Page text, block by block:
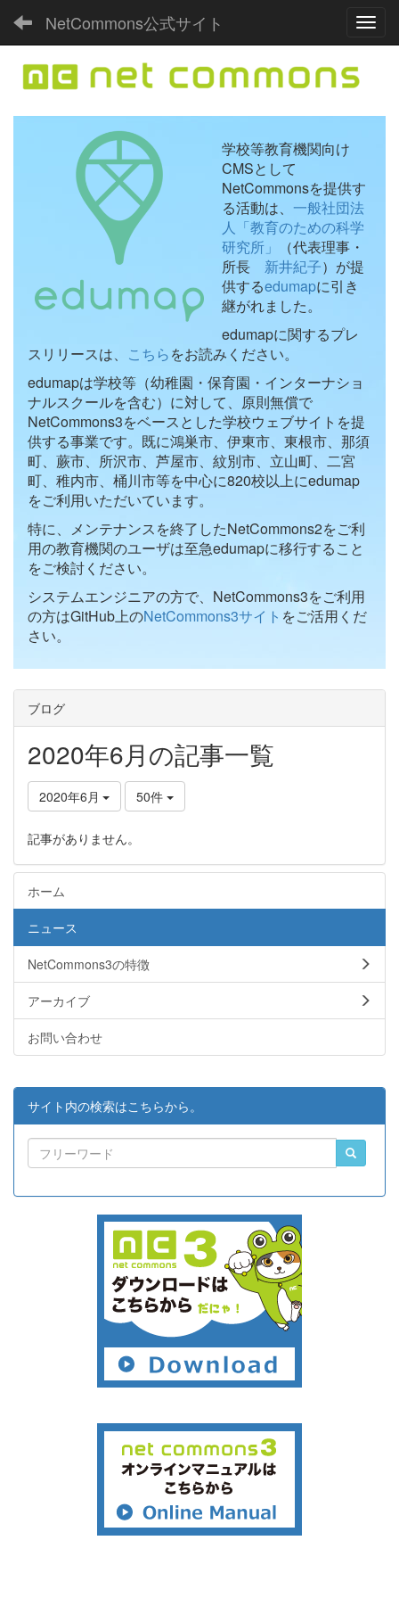
NetCommons公式サイト
学校等教育機関向け
CMSとして
NetCommonsを提供す
る活動は、 一般社団法
人「教育のための科学
研究所」
（代表理事・
所長 新井紀子）が提
供するedumapに引き
継がれました。
edumapに関するプレ
スリリースは、 こちらをお読みください。
edumapは学校等（幼稚園・保育園・インターナショ
ナルスクールを含む）に対して、原則無償で
NetCommons3をベースとした学校ウェブサイトを提
供する事業です。既に鴻巣市、伊東市、東根市、那須
町、蕨市、所沢市、芦屋市、紋別市、立山町、二宮
町、稚内市、桶川市等を中心に820校以上にedumap
をご利用いただいています。
特に、メンテナンスを終了したNetCommons2をご利
用の教育機関のユーザは至急edumapに移行すること
をご検討ください。
システムエンジニアの方で、NetCommons3をご利用
の方はGitHub上のNetCommons3サイト をご活用くだ
さい。
ブログ
2020年6月の記事一覧
2020年6月 50件
記事がありません。
ホーム
ニュース
NetCommons3の特徴
アーカイブ
お問い合わせ
サイト内の検索はこちらから。